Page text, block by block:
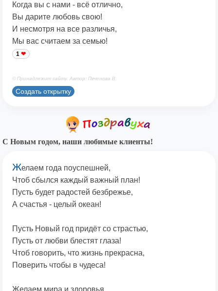
Когда вы с нами - всё отлично,
Вы дарите любовь свою!
И несмотря на все различья,
Мы вас считаем за семью!
1
© Принадлежит сайту. Автор: Печенова В.
Создать открытку
С Новым годом, наши любимые клиенты!
Желаем года поуспешней,
Чтоб сбылся каждый важный план!
Пусть будет радостей безбрежье,
А счастья - целый океан!
Пусть Новый год придёт со страстью,
Пусть от любви блестят глаза!
Чтоб говорить, что жизнь прекрасна,
Поверить чтобы в чудеса!
Желаем мира и здоровья